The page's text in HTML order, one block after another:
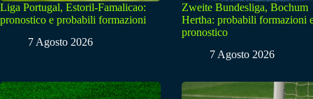
Liga Portugal, Estoril-Famalicao:
pronostico e probabili formazioni
7 Agosto 2026
Zweite Bundesliga, Bochum
Hertha: probabili formazioni
pronostico
7 Agosto 2026